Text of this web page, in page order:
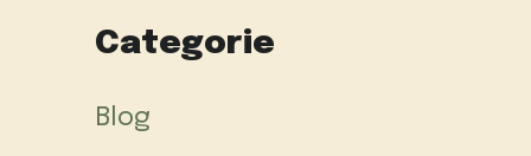
Categorie
Blog